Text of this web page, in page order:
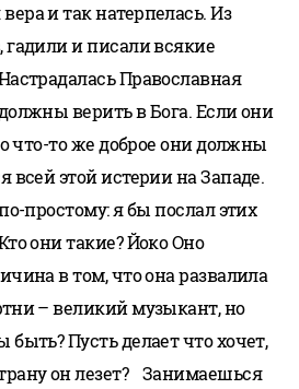
и так натерпелась. Из
гадили и писали всякие
Православная
верить в Бога. Если они
что-то же доброе они должны
всей этой истерии на Западе.
простому: я бы послал этих
они такие? Йоко Оно
в том, что она развалила
– великий музыкант, но
Пусть делает что хочет,
он лезет? Занимаешься